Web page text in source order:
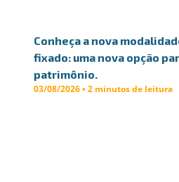
Conheça a nova
fixado: uma nova opção
patrimônio.
03/08/2026 • 2 minutos de leitura